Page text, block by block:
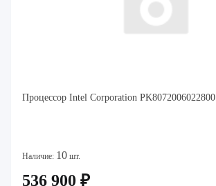
Процессор Intel Corporation PK8072006022800
Наличие: 10 шт.
536 900 ₽